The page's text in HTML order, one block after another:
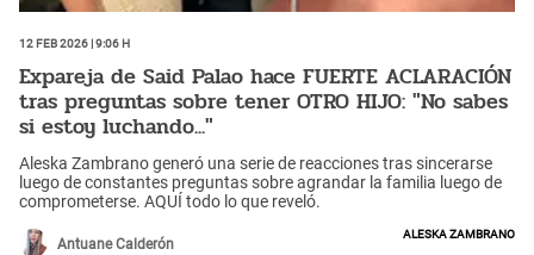
12 Feb 2026 | 9:06 h
Expareja de Said Palao hace FUERTE ACLARACIÓN
tras preguntas sobre tener OTRO HIJO: "No sabes
si estoy luchando..."
Aleska Zambrano generó una serie de reacciones tras sincerarse
luego de constantes preguntas sobre agrandar la familia luego de
comprometerse. AQUÍ todo lo que reveló.
Antuane Calderón
Aleska Zambrano